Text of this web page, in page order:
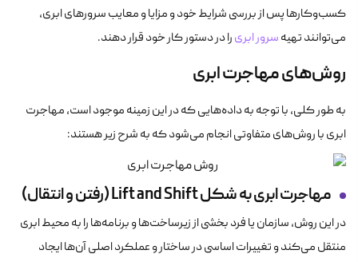
کسب‌وکارها پس از بررسی شرایط خود و مزایا و معایب سرورهای ابری،
می‌توانند تهیهسرور ابریرا در دستور کار خود قرار دهند.
روش‌های مهاجرت ابری
به طور کلی، با توجه به داده‌هایی که در این زمینه موجود است، مهاجرت
ابری با روش‌های متفاوتی انجام می‌شود که به شرح زیر هستند:
مهاجرت ابری به شکلLift and Shift(رفتن و انتقال)
در این روش، سازمان یا فرد بخشی از زیرساخت‌ها و برنامه‌ها را به محیط ابری
منتقل می‌کند و تغییرات اساسی در ساختار و عملکرد اصلی آن‌ها ایجاد